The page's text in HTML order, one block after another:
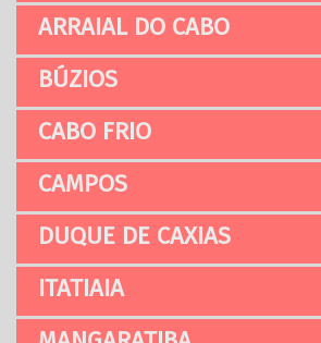
ARRAIAL DO CABO
BÚZIOS
CABO FRIO
CAMPOS
DUQUE DE CAXIAS
ITATIAIA